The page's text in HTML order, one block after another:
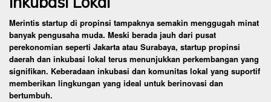
Merintis startup di propinsi tampaknya semakin menggugah minat
banyak pengusaha muda. Meski berada jauh dari pusat
perekonomian seperti Jakarta atau Surabaya, startup propinsi
daerah dan inkubasi lokal terus menunjukkan perkembangan yang
signifikan. Keberadaan inkubasi dan komunitas lokal yang suportif
memberikan lingkungan yang ideal untuk berinovasi dan
bertumbuh.